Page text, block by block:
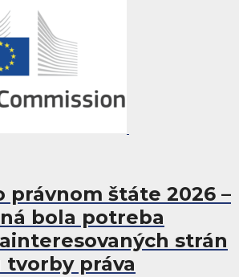
právnom štáte 2026 –
bola potreba
strán
tvorby práva